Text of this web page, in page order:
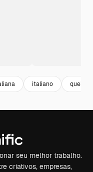
italiano queijo
seu melhor trabalho.
criativos, empresas,